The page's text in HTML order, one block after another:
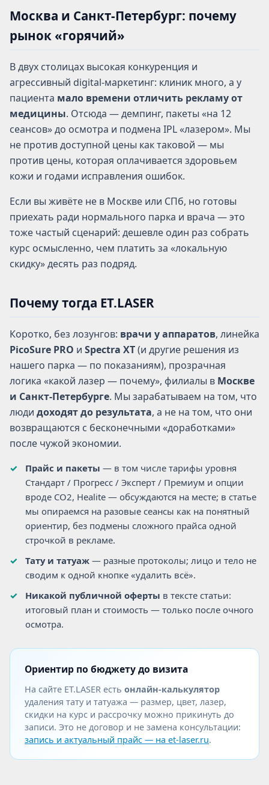
Москва и Санкт-Петербург: почему
рынок «горячий»
В двух столицах высокая конкуренция и
агрессивный digital-маркетинг: клиник много, а у
пациента мало времени отличить рекламу от
медицины. Отсюда — демпинг, пакеты «на 12
сеансов» до осмотра и подмена IPL «лазером». Мы
не против доступной цены как таковой — мы
против цены, которая оплачивается здоровьем
кожи и годами исправления ошибок.
Если вы живёте не в Москве или СПб, но готовы
приехать ради нормального парка и врача — это
тоже частый сценарий: дешевле один раз собрать
курс осмысленно, чем платить за «локальную
скидку» десять раз подряд.
Почему тогда ET.LASER
Коротко, без лозунгов: врачи у аппаратов, линейка
PicoSure PRO и Spectra XT(и другие решения из
нашего парка — по показаниям), прозрачная
логика «какой лазер — почему», филиалы в Москве
и Санкт-Петербурге. Мы зарабатываем на том, что
люди доходят до результата, а не на том, что они
возвращаются с бесконечными «доработками»
после чужой экономии.
Прайс и пакеты — в том числе тарифы уровня
Стандарт / Прогресс / Эксперт / Премиум и опции
вроде CO2, Healite — обсуждаются на месте; в статье
мы опираемся на разовые сеансы как на понятный
ориентир, без подмены сложного прайса одной
строчкой в рекламе.
Тату и татуаж — разные протоколы; лицо и тело не
сводим к одной кнопке «удалить всё».
Никакой публичной оферты в тексте статьи:
итоговый план и стоимость — только после очного
осмотра.
Ориентир по бюджету до визита
На сайте ET.LASER есть онлайн-калькулятор
удаления тату и татуажа — размер, цвет, лазер,
скидки на курс и рассрочку можно прикинуть до
записи. Это не договор и не замена консультации:
запись и актуальный прайс — на et-laser.ru.